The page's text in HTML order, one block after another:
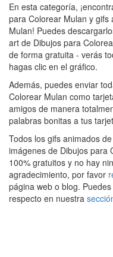
En esta categoría,
para Colorear Mulan y
Mulan! Puedes
art de Dibujos para
de forma gratuita - verás
hagas clic en el gráfico.
Además, puedes enviar
Colorear Mulan como
amigos de manera
palabras bonitas a tus
Todos los gifs animados
imágenes de Dibujos para
100% gratuitos y no hay
agradecimiento, por favor
página web o blog.
respecto en nuestra